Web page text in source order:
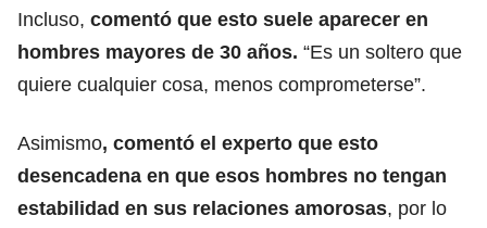
Incluso, comentó que esto suele aparecer en
hombres mayores de 30 años. “Es un soltero que
quiere cualquier cosa, menos comprometerse”.
Asimismo, comentó el experto que esto
desencadena en que esos hombres no tengan
estabilidad en sus relaciones amorosas, por lo